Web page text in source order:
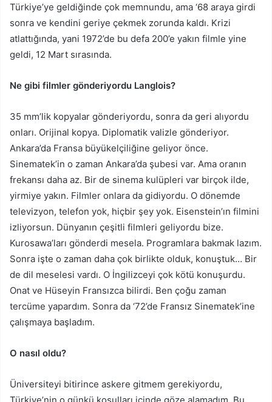
Türkiye’ye geldiğinde çok memnundu, ama ‘68 araya girdi
sonra ve kendini geriye çekmek zorunda kaldı. Krizi
atlattığında, yani 1972’de bu defa 200’e yakın filmle yine
geldi, 12 Mart sırasında.
Ne gibi filmler gönderiyordu Langlois?
35 mm’lik kopyalar gönderiyordu, sonra da geri alıyordu
onları. Orijinal kopya. Diplomatik valizle gönderiyor.
Ankara’da Fransa büyükelçiliğine geliyor önce.
Sinematek’in o zaman Ankara’da şubesi var. Ama oranın
frekansı daha az. Bir de sinema kulüpleri var birçok ilde,
yirmiye yakın. Filmler onlara da gidiyordu. O dönemde
televizyon, telefon yok, hiçbir şey yok. Eisenstein’ın filmini
izliyorsun. Dünyanın çeşitli filmleri geliyordu bize.
Kurosawa’ları gönderdi mesela. Programlara bakmak lazım.
Sonra işte o zaman daha çok birlikte olduk, konuştuk… Bir
de dil meselesi vardı. O İngilizceyi çok kötü konuşurdu.
Onat ve Hüseyin Fransızca bilirdi. Ben çoğu zaman
tercüme yapardım. Sonra da ‘72’de Fransız Sinematek’ine
çalışmaya başladım.
O nasıl oldu?
Üniversiteyi bitirince askere gitmem gerekiyordu,